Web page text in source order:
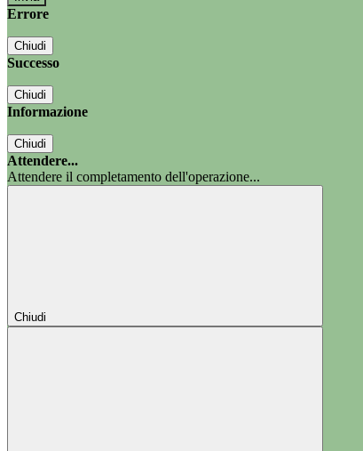
Errore
Chiudi
Successo
Chiudi
Informazione
Chiudi
Attendere...
Attendere il completamento dell'operazione...
Chiudi